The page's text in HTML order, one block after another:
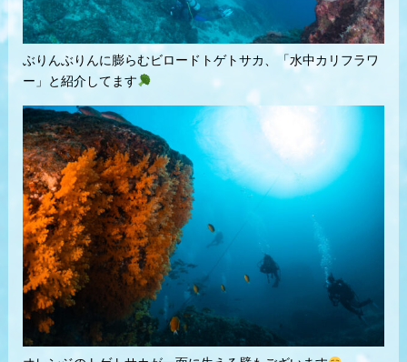
ぶりんぶりんに膨らむビロードトゲトサカ、「水中カリフラワ
ー」と紹介してます